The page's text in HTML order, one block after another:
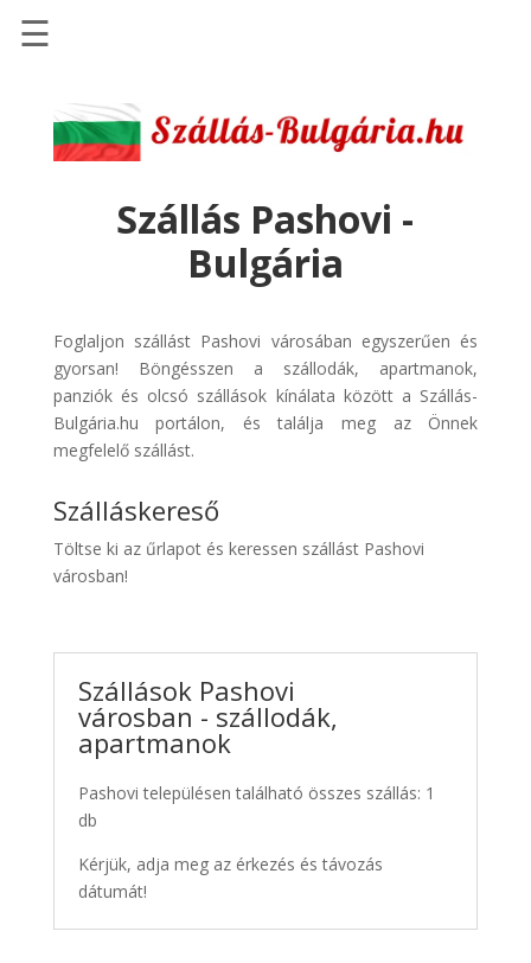
Szállások
Repülőjegy
pénzvisszatérítéssel
Discover
Cars
Transzfer
Kiwi
Taxi
☰
Szállás Pashovi -
Bulgária
Foglaljon szállást Pashovi városában egyszerűen és
gyorsan! Böngésszen a szállodák, apartmanok,
panziók és olcsó szállások kínálata között a Szállás-
Bulgária.hu portálon, és találja meg az Önnek
megfelelő szállást.
Szálláskereső
Töltse ki az űrlapot és keressen szállást Pashovi
városban!
Szállások Pashovi
városban - szállodák,
apartmanok
Pashovi településen található összes szállás: 1
db
Kérjük, adja meg az érkezés és távozás
dátumát!